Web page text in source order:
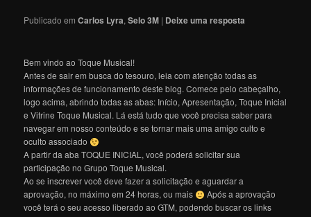
Publicado em Carlos Lyra,Selo 3M | Deixe uma resposta
Bem vindo ao Toque Musical!
Antes de sair em busca do tesouro, leia com atenção todas as
informações de funcionamento deste blog. Comece pelo cabeçalho,
logo acima, abrindo todas as abas: Início, Apresentação, Toque Inicial
e Vitrine Toque Musical. Lá está tudo que você precisa saber para
navegar em nosso conteúdo e se tornar mais uma amigo culto e
oculto associado
A partir da aba TOQUE INICIAL, você poderá solicitar sua
participação no Grupo Toque Musical.
Ao se inscrever você deve fazer a solicitação e aguardar a
aprovação, no máximo em 24 horas, ou mais
Após a aprovação
você terá o seu acesso liberado ao GTM, podendo buscar os links